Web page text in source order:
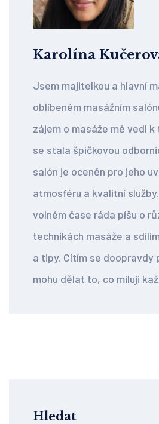
Karolína
Jsem majitelkou a hlavní
oblíbeném masážním
zájem o masáže mě vedl k
se stala špičkovou
salón je oceněn pro jeho
atmosféru a kvalitní
volném čase ráda píšu o
technikách masáže a
a tipy. Cítím se doopravdy
mohu dělat to, co miluji
Hledat